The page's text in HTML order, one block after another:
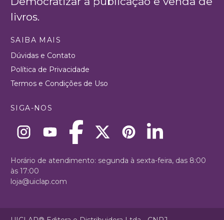
livros.
SAIBA MAIS
Dúvidas e Contato
Política de Privacidade
Termos e Condições de Uso
SIGA-NOS
Horário de atendimento: segunda à sexta-feira, das 8:00
às 17:00
loja@uiclap.com